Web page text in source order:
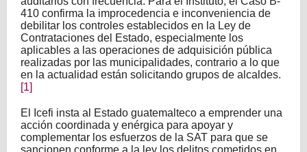
410 confirma la improcedencia e inconveniencia de
debilitar los controles establecidos en la Ley de
Contrataciones del Estado, especialmente los
aplicables a las operaciones de adquisición pública
realizadas por las municipalidades, contrario a lo que
en la actualidad están solicitando grupos de alcaldes.
[1]
El Icefi insta al Estado guatemalteco a emprender una
acción coordinada y enérgica para apoyar y
complementar los esfuerzos de la SAT para que se
sancionen conforme a la ley los delitos cometidos en